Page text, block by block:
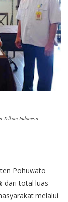
Telkom Indonesia
Pohuwato
dari total luas
melalui